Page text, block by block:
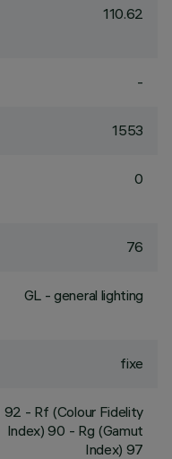
110.62
-
1553
0
76
GL - general lighting
fixe
92 - Rf (Colour Fidelity
Index) 90 - Rg (Gamut
Index) 97